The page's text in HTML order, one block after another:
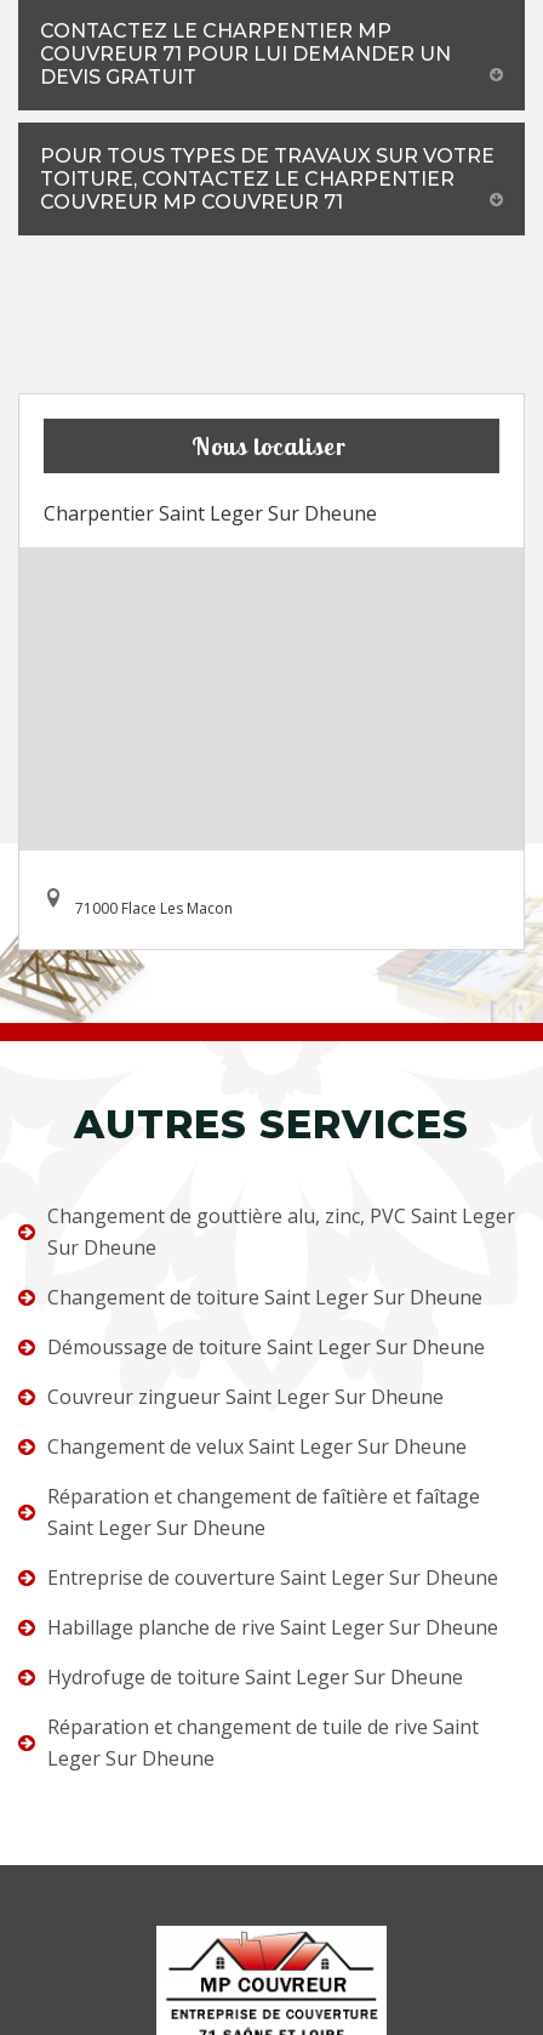
CONTACTEZ LE CHARPENTIER MP
COUVREUR 71 POUR LUI DEMANDER UN
DEVIS GRATUIT
POUR TOUS TYPES DE TRAVAUX SUR VOTRE
TOITURE, CONTACTEZ LE CHARPENTIER
COUVREUR MP COUVREUR 71
Nous localiser
Charpentier Saint Leger Sur Dheune
71000 Flace Les Macon
AUTRES SERVICES
Changement de gouttière alu, zinc, PVC Saint Leger
Sur Dheune
Changement de toiture Saint Leger Sur Dheune
Démoussage de toiture Saint Leger Sur Dheune
Couvreur zingueur Saint Leger Sur Dheune
Changement de velux Saint Leger Sur Dheune
Réparation et changement de faîtière et faîtage
Saint Leger Sur Dheune
Entreprise de couverture Saint Leger Sur Dheune
Habillage planche de rive Saint Leger Sur Dheune
Hydrofuge de toiture Saint Leger Sur Dheune
Réparation et changement de tuile de rive Saint
Leger Sur Dheune